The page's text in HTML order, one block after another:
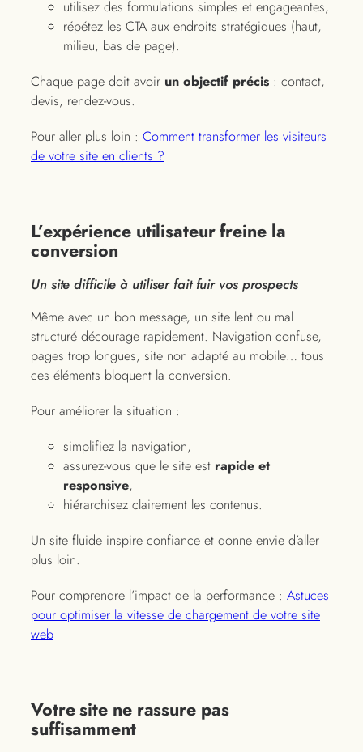
utilisez des formulations simples et engageantes,
répétez les CTA aux endroits stratégiques (haut,
milieu, bas de page).
Chaque page doit avoir un objectif précis : contact,
devis, rendez-vous.
Pour aller plus loin : Comment transformer les visiteurs
de votre site en clients ?
L’expérience utilisateur freine la
conversion
Un site difficile à utiliser fait fuir vos prospects
Même avec un bon message, un site lent ou mal
structuré décourage rapidement. Navigation confuse,
pages trop longues, site non adapté au mobile… tous
ces éléments bloquent la conversion.
Pour améliorer la situation :
simplifiez la navigation,
assurez-vous que le site est rapide et
responsive,
hiérarchisez clairement les contenus.
Un site fluide inspire confiance et donne envie d’aller
plus loin.
Pour comprendre l’impact de la performance : Astuces
pour optimiser la vitesse de chargement de votre site
web
Votre site ne rassure pas
suffisamment